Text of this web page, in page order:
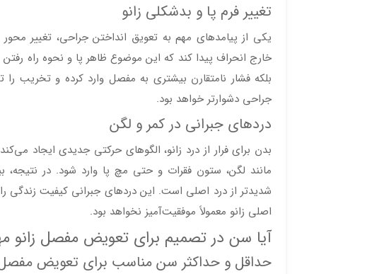
تغییر فرم پا و بدشکلی زانو
یکی از پیامدهای مهم به تعویق انداختن جراحی، تغییر
خارج انحراف پیدا کند که این موضوع ظاهر پا و نحوه راه
بلکه فشار نامتقارن بیشتری به مفصل وارد کرده و تخریب
جراحی دشوارتر خواهد بود.
دردهای جبرانی در کمر و لگن
بدن برای فرار از درد زانو، الگوهای حرکتی جدیدی ایجاد
مانند لگن، ستون فقرات و حتی مچ پا وارد شود. در نتیجه،
شدیدتر از درد اصلی است. این دردهای جبرانی کیفیت
اصلی زانو معمولاً موفقیت‌آمیز نخواهد بود.
آیا سن در تصمیم برای تعویض مفصل زانو
حداقل و حداکثر سن مناسب برای تعویض مفصل